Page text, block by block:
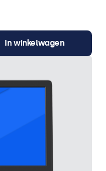
In winkelwagen